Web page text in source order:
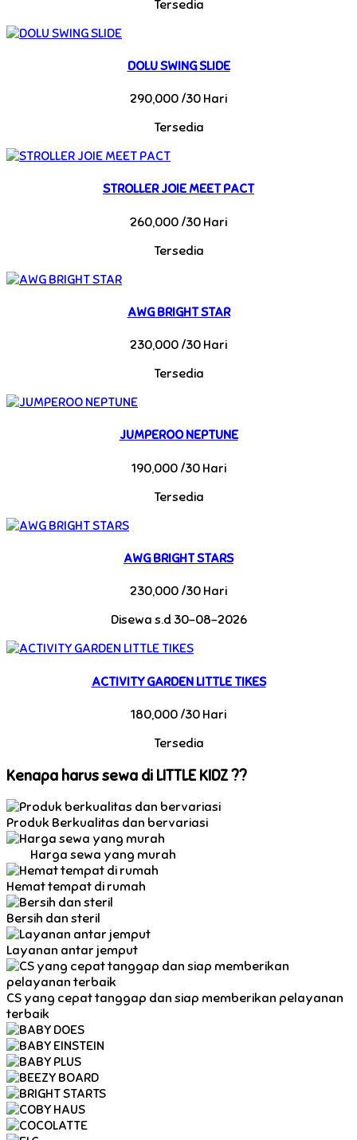
Tersedia
DOLU SWING SLIDE
290,000 /30 Hari
Tersedia
STROLLER JOIE MEET PACT
260,000 /30 Hari
Tersedia
AWG BRIGHT STAR
230,000 /30 Hari
Tersedia
JUMPEROO NEPTUNE
190,000 /30 Hari
Tersedia
AWG BRIGHT STARS
230,000 /30 Hari
Disewa s.d 30-08-2026
ACTIVITY GARDEN LITTLE TIKES
180,000 /30 Hari
Tersedia
Kenapa harus sewa di LITTLE KIDZ ??
Produk Berkualitas dan bervariasi
Harga sewa yang murah
Hemat tempat di rumah
Bersih dan steril
Layanan antar jemput
CS yang cepat tanggap dan siap memberikan pelayanan
terbaik